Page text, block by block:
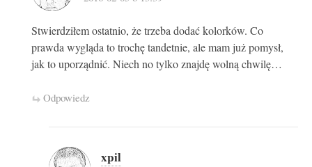
Stwierdziłem ostatnio, że trzeba dodać kolorków. Co
prawda wygląda to trochę tandetnie, ale mam już pomysł,
jak to uporządnić. Niech no tylko znajdę wolną chwilę…
Odpowiedz
xpil